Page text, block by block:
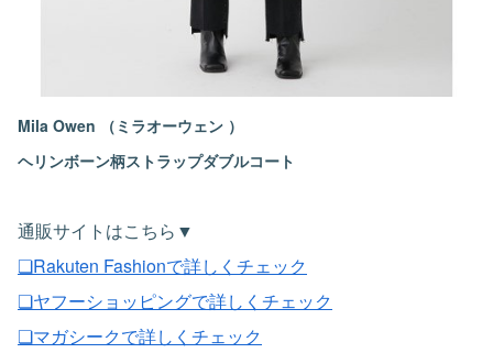
Mila Owen （ミラオーウェン ）
ヘリンボーン柄ストラップダブルコート
通販サイトはこちら▼
❏Rakuten Fashionで詳しくチェック
❏ヤフーショッピングで詳しくチェック
❏マガシークで詳しくチェック